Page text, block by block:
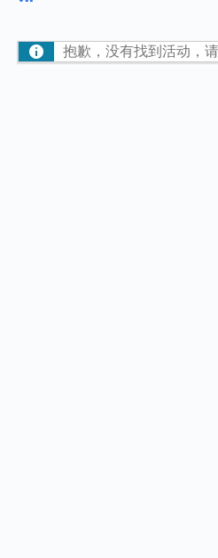
抱歉，没有找到活动，